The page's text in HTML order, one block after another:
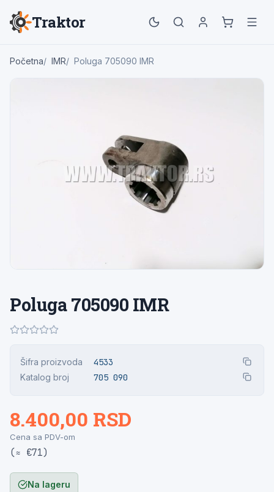
Traktor
Početna IMR Poluga 705090 IMR
Poluga 705090 IMR
Šifra proizvoda 4533
Katalog broj 705 090
8.400,00 RSD
Cena sa PDV-om
(≈ €71)
Na lageru